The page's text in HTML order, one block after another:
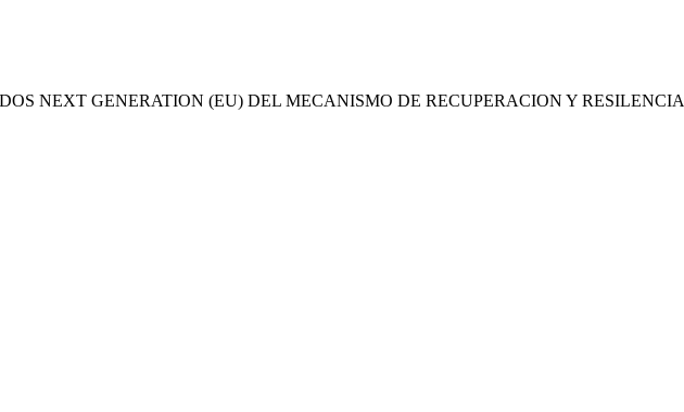
NEXT GENERATION (EU) DEL MECANISMO DE RECUPERACION Y RESILENCIA